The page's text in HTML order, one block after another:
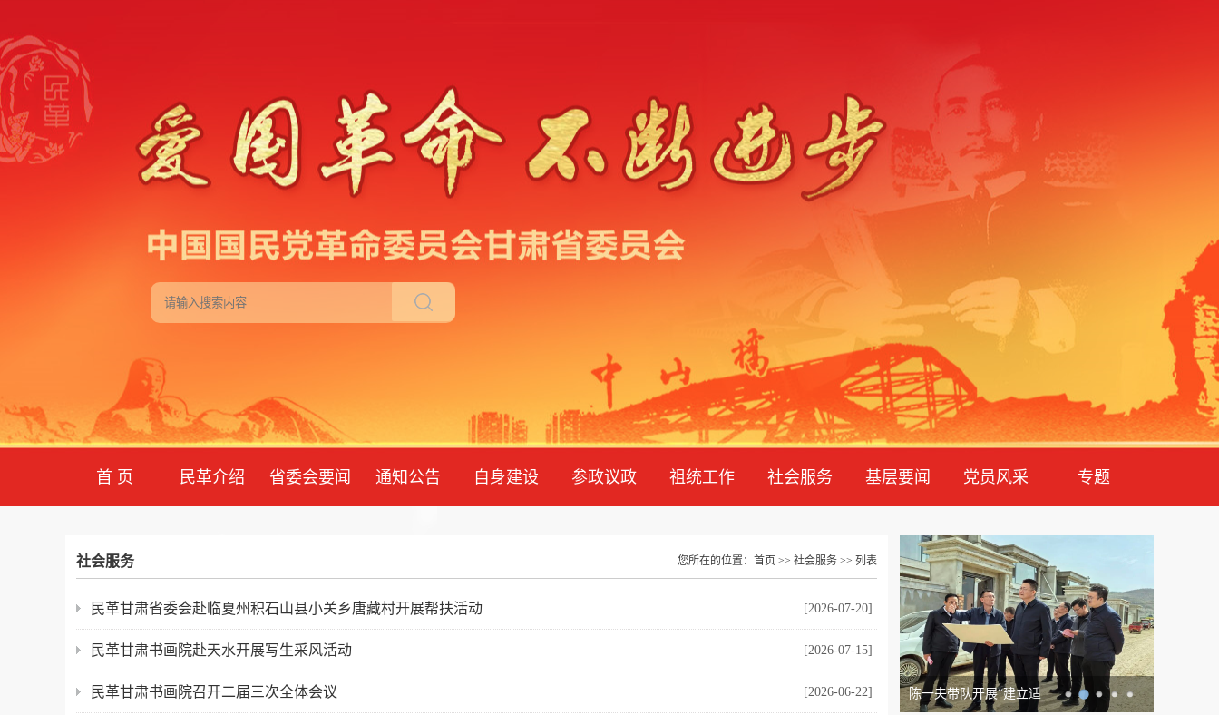
首 页 民革介绍 省委会要闻 通知公告 自身建设 参政议政 祖统工作 社会服务 基层要闻 党员风采 专题
社会服务 您所在的位置： 首页 >> 社会服务 >> 列表
民革甘肃省委会赴临夏州积石山县小关乡唐藏村开展帮扶活动 [2026-07-20]
民革甘肃书画院赴天水开展写生采风活动 [2026-07-15]
民革甘肃书画院召开二届三次全体会议 [2026-06-22] 陈一夫带队开展“建立适